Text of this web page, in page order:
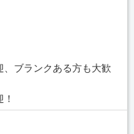
ブランクある方も大歓